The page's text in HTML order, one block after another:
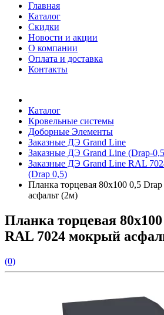
Главная
Каталог
Скидки
Новости и акции
О компании
Оплата и доставка
Контакты
Каталог
Кровельные системы
Доборные Элементы
Заказные ДЭ Grand Line
Заказные ДЭ Grand Line (Drap-
Заказные ДЭ Grand Line RAL
(Drap 0,5)
Планка торцевая 80х100 0,5
асфальт (2м)
Планка торцевая
RAL 7024 мокрый
(0)